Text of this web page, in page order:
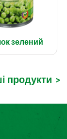
зелений
продукти >